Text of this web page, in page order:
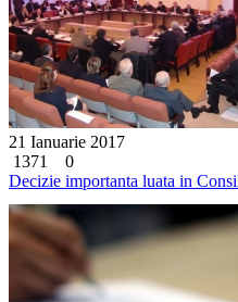
21 Ianuarie 2017
1371
0
Decizie importanta luata in